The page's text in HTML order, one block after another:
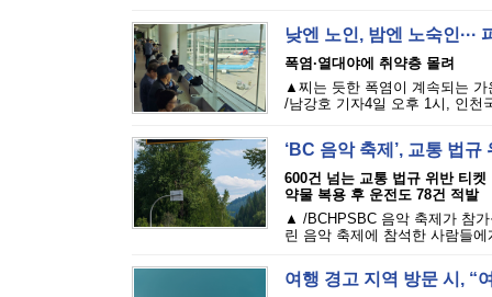
낮엔 노인, 밤엔 노숙인
폭염·열대야에 취약층 몰려
▲찌는 듯한 폭염이 계속되는 가
/남강호 기자4일 오후 1시, 인천
‘BC 음악 축제’, 교통 법
600건 넘는 교통 법규 위반 티켓
약물 복용 후 운전도 78건 적발
▲ /BCHPSBC 음악 축제가 참
린 음악 축제에 참석한 사람들
여행 경고 지역 방문 시, “